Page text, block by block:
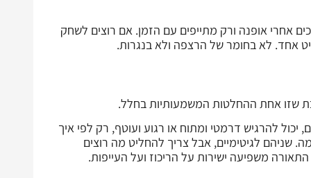
אחרי אופנה ורק מתייפים עם הזמן. אם רוצים לשחק
אחד. לא בחומר של הרצפה ולא בנגרות.
שזו אחת ההחלטות המשמעותיות בחלל.
להרגיש דרמטי ומתוח או רגוע ועוטף, רק לפי איך
שניהם לגיטימיים, אבל צריך להחליט מה רוצים
משפיעה ישירות על הריכוז ועל העייפות.